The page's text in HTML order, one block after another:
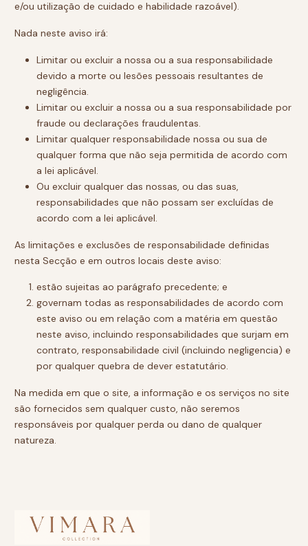
e/ou utilização de cuidado e habilidade razoável).
Nada neste aviso irá:
Limitar ou excluir a nossa ou a sua responsabilidade
devido a morte ou lesões pessoais resultantes de
negligência.
Limitar ou excluir a nossa ou a sua responsabilidade por
fraude ou declarações fraudulentas.
Limitar qualquer responsabilidade nossa ou sua de
qualquer forma que não seja permitida de acordo com
a lei aplicável.
Ou excluir qualquer das nossas, ou das suas,
responsabilidades que não possam ser excluídas de
acordo com a lei aplicável.
As limitações e exclusões de responsabilidade definidas
nesta Secção e em outros locais deste aviso:
estão sujeitas ao parágrafo precedente; e
governam todas as responsabilidades de acordo com
este aviso ou em relação com a matéria em questão
neste aviso, incluindo responsabilidades que surjam em
contrato, responsabilidade civil (incluindo negligencia) e
por qualquer quebra de dever estatutário.
Na medida em que o site, a informação e os serviços no site
são fornecidos sem qualquer custo, não seremos
responsáveis por qualquer perda ou dano de qualquer
natureza.